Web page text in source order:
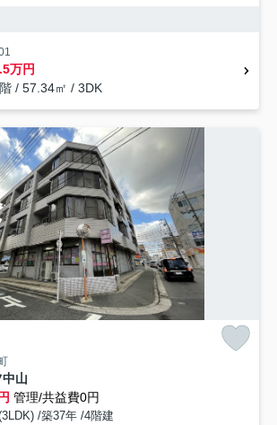
万円
/ 57.34㎡ / 3DK
山
管理/共益費0円
/築37年 /4階建